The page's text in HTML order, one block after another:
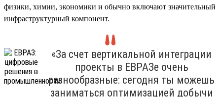
физики, химии, экономики и обычно включают значительный
инфраструктурный компонент.
«За счет вертикальной интеграции
проекты в ЕВРАЗе очень
разнообразные: сегодня ты можешь
заниматься оптимизацией добычи